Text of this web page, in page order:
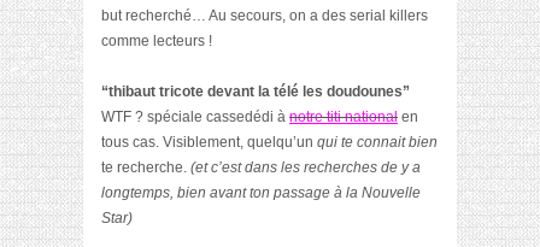
but recherché… Au secours, on a des serial killers
comme lecteurs !
“thibaut tricote devant la télé les doudounes”
WTF ? spéciale cassedédi à notre titi national en
tous cas. Visiblement, quelqu’un qui te connait bien
te recherche. (et c’est dans les recherches de y a
longtemps, bien avant ton passage à la Nouvelle
Star)